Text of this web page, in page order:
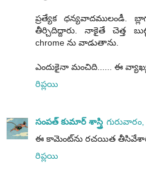
ప్రత్యేక ధన్యవాదములండీ.
తీర్చిదిద్దారు. నాకైతే చెత్త
chrome ను వాడుతాను.
ఎందుకైనా మంచిది...... ఈ
రిప్లయి
సంపత్ కుమార్ శాస్త్రి గురువారం,
ఈ కామెంట్‌ను రచయిత
రిప్లయి